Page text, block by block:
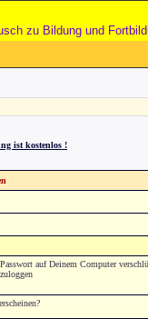
zu Bildung und
ist kostenlos !
auf Deinem Computer